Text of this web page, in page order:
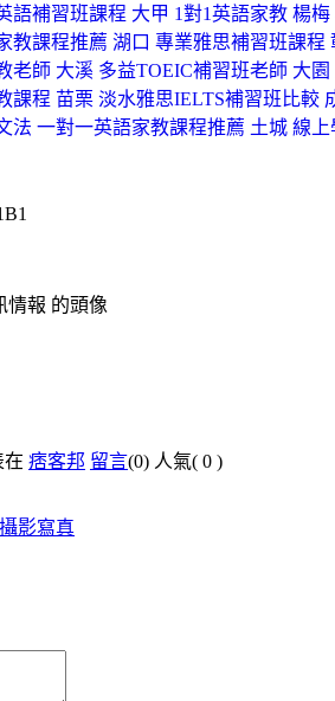
語補習班課程 大甲 1對1英語家教 楊
教課程推薦 湖口 專業雅思補習班課程
老師 大溪 多益TOEIC補習班老師 大
課程 苗栗 淡水雅思IELTS補習班比較
法 一對一英語家教課程推薦 土城 線上
在 痞客邦 留言(0) 人氣( 0 )
攝影寫真